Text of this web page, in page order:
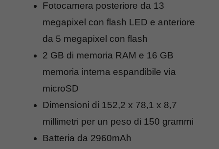
Fotocamera posteriore da 13
megapixel con flash LED e anteriore
da 5 megapixel con flash
2 GB di memoria RAM e 16 GB
memoria interna espandibile via
microSD
Dimensioni di 152,2 x 78,1 x 8,7
millimetri per un peso di 150 grammi
Batteria da 2960mAh